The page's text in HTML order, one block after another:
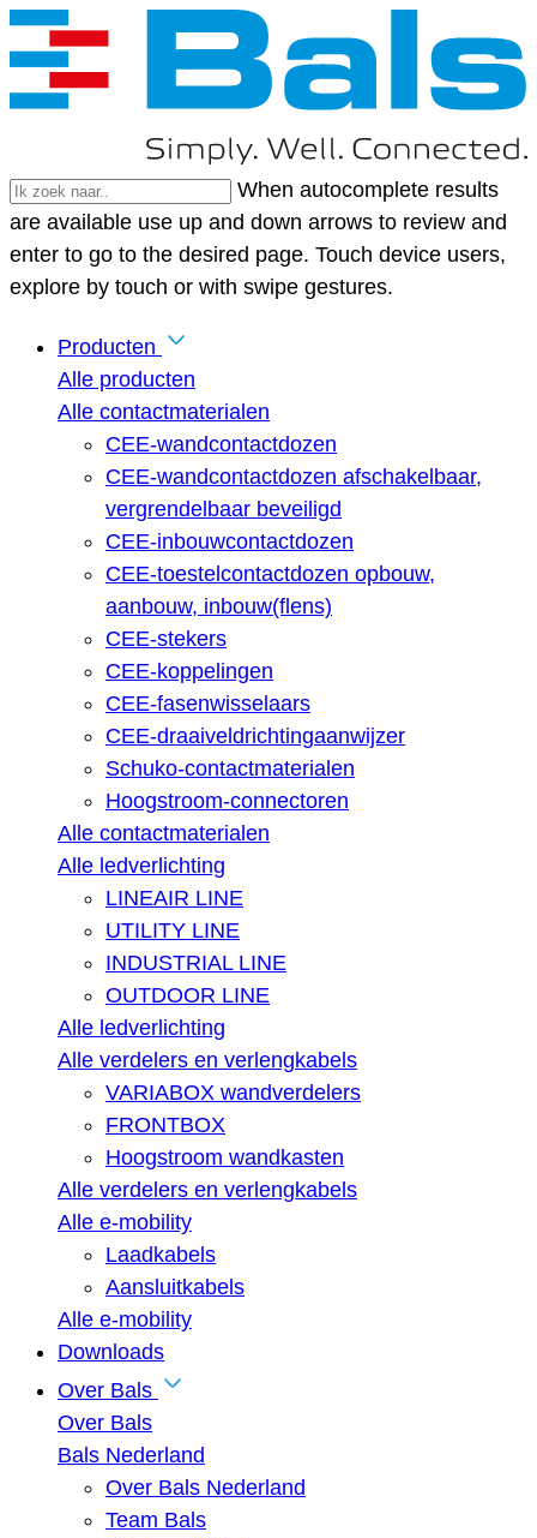
When autocomplete results
are available use up and down arrows to review and
enter to go to the desired page. Touch device users,
explore by touch or with swipe gestures.
Producten
Alle producten
Alle contactmaterialen
CEE-wandcontactdozen
CEE-wandcontactdozen afschakelbaar,
vergrendelbaar beveiligd
CEE-inbouwcontactdozen
CEE-toestelcontactdozen opbouw,
aanbouw, inbouw(flens)
CEE-stekers
CEE-koppelingen
CEE-fasenwisselaars
CEE-draaiveldrichtingaanwijzer
Schuko-contactmaterialen
Hoogstroom-connectoren
Alle contactmaterialen
Alle ledverlichting
LINEAIR LINE
UTILITY LINE
INDUSTRIAL LINE
OUTDOOR LINE
Alle ledverlichting
Alle verdelers en verlengkabels
VARIABOX wandverdelers
FRONTBOX
Hoogstroom wandkasten
Alle verdelers en verlengkabels
Alle e-mobility
Laadkabels
Aansluitkabels
Alle e-mobility
Downloads
Over Bals
Over Bals
Bals Nederland
Over Bals Nederland
Team Bals